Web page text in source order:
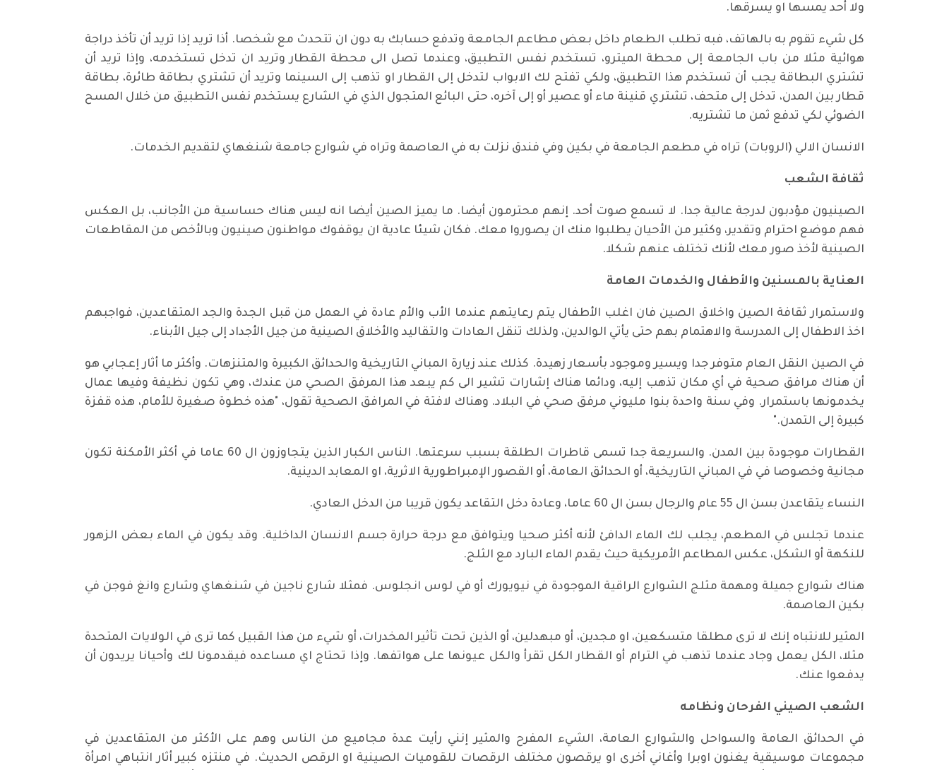
ولا أحد يمسها او يسرقها.
كل شيء تقوم به بالهاتف، فبه تطلب الطعام داخل بعض مطاعم الجامعة وتدفع حسابك به دون ان تتحدث مع شخصا. أذا تريد إذا تريد أن تأخذ دراجة
هوائية مثلا من باب الجامعة إلى محطة الميترو، تستخدم نفس التطبيق، وعندما تصل الى محطة القطار وتريد ان تدخل تستخدمه، وإذا تريد أن
تشتري البطاقة يجب أن تستخدم هذا التطبيق، ولكي تفتح لك الابواب لتدخل إلى القطار او تذهب إلى السينما وتريد أن تشتري بطاقة طائرة، بطاقة
قطار بين المدن، تدخل إلى متحف، تشتري قنينة ماء أو عصير أو إلى آخره، حتى البائع المتجول الذي في الشارع يستخدم نفس التطبيق من خلال المسح
الضوئي لكي تدفع ثمن ما تشتريه.
الانسان الالي (الروبات) تراه في مطعم الجامعة في بكين وفي فندق نزلت به في العاصمة وتراه في شوارع جامعة شنغهاي لتقديم الخدمات.
ثقافة الشعب
الصينيون مؤدبون لدرجة عالية جدا. لا تسمع صوت أحد. إنهم محترمون أيضا. ما يميز الصين أيضا انه ليس هناك حساسية من الأجانب، بل العكس
فهم موضع احترام وتقدير، وكثير من الأحيان يطلبوا منك ان يصوروا معك. فكان شيئا عادية ان يوقفوك مواطنون صينيون وبالأخص من المقاطعات
الصينية لأخذ صور معك لأنك تختلف عنهم شكلا.
العناية بالمسنين والأطفال والخدمات العامة
ولاستمرار ثقافة الصين واخلاق الصين فان اغلب الأطفال يتم رعايتهم عندما الأب والأم عادة في العمل من قبل الجدة والجد المتقاعدين، فواجبهم
اخذ الاطفال إلى المدرسة والاهتمام بهم حتى يأتي الوالدين، ولذلك تنقل العادات والتقاليد والأخلاق الصينية من جيل الأجداد إلى جيل الأبناء.
في الصين النقل العام متوفر جدا ويسير وموجود بأسعار زهيدة. كذلك عند زيارة المباني التاريخية والحدائق الكبيرة والمتنزهات. وأكثر ما أثار إعجابي هو
أن هناك مرافق صحية في أي مكان تذهب إليه، ودائما هناك إشارات تشير الى كم يبعد هذا المرفق الصحي من عندك، وهي تكون نظيفة وفيها عمال
يخدمونها باستمرار. وفي سنة واحدة بنوا مليوني مرفق صحي في البلاد. وهناك لافتة في المرافق الصحية تقول، "هذه خطوة صغيرة للأمام، هذه قفزة
كبيرة إلى التمدن."
القطارات موجودة بين المدن. والسريعة جدا تسمى قاطرات الطلقة بسبب سرعتها. الناس الكبار الذين يتجاوزون ال 60 عاما في أكثر الأمكنة تكون
مجانية وخصوصا في في المباني التاريخية، أو الحدائق العامة، أو القصور الإمبراطورية الاثرية، او المعابد الدينية.
النساء يتقاعدن بسن ال 55 عام والرجال بسن ال 60 عاما، وعادة دخل التقاعد يكون قريبا من الدخل العادي.
عندما تجلس في المطعم، يجلب لك الماء الدافئ لأنه أكثر صحيا ويتوافق مع درجة حرارة جسم الانسان الداخلية. وقد يكون في الماء بعض الزهور
للنكهة أو الشكل، عكس المطاعم الأمريكية حيث يقدم الماء البارد مع الثلج.
هناك شوارع جميلة ومهمة مثلج الشوارع الراقية الموجودة في نيويورك أو في لوس انجلوس. فمثلا شارع ناجين في شنغهاي وشارع وانغ فوجن في
بكين العاصمة.
المثير للانتباه إنك لا ترى مطلقا متسكعين، او مجدين، أو مبهدلين، أو الذين تحت تأثير المخدرات، أو شيء من هذا القبيل كما ترى في الولايات المتحدة
مثلا، الكل يعمل وجاد عندما تذهب في الترام أو القطار الكل تقرأ والكل عيونها على هواتفها. وإذا تحتاج اي مساعده فيقدمونا لك وأحيانا يريدون أن
يدفعوا عنك.
الشعب الصيني الفرحان ونظامه
في الحدائق العامة والسواحل والشوارع العامة، الشيء المفرح والمثير إنني رأيت عدة مجاميع من الناس وهم على الأكثر من المتقاعدين في
مجموعات موسيقية يغنون اوبرا وأغاني أخرى او يرقصون مختلف الرقصات للقوميات الصينية او الرقص الحديث. في منتزه كبير أثار انتباهي امرأة